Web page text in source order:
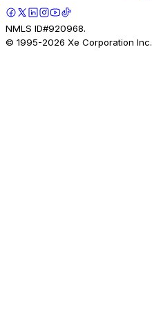
NMLS ID#920968.
© 1995-2026 Xe Corporation Inc.